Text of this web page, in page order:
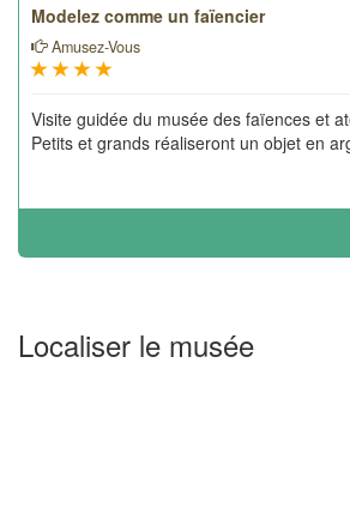
Modelez comme un faïencier
Amusez-Vous
Visite guidée du musée des faïences et
Petits et grands réaliseront un objet en
Localiser le musée